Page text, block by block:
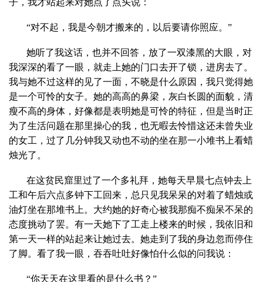
“对不起，我是今朝才搬来的，以后要请你照应。”
她听了我这话，也并不回答，放了一双漆黑的大眼，对
我深深的看了一眼，就走上她的门口去开了锁，进房去了。
我与她不过这样的见了一面，不晓是什么原因，我只觉得她
是一个可怜的女子。她的高高的鼻梁，灰白长圆的面貌，清
瘦不高的身体，好像都是表明她是可怜的特征，但是当时正
为了生活问题在那里操心的我，也无暇去怜惜这还未曾失业
的女工，过了几分钟我又动也不动的坐在那一小堆书上看蜡
烛光了。
在这贫民窟里过了一个多礼拜，她每天早晨七点钟去上
工和午后六点多钟下工回来，总只见我呆呆的对着了蜡烛或
油灯坐在那堆书上。大约她的好奇心被我那痴不痴呆不呆的
态度挑动了罢。有一天她下了工走上楼来的时候，我依旧和
第一天一样的站起来让她过去。她走到了我的身边忽而停住
了脚。看了我一眼，吞吞吐吐好像怕什么似的问我说：
“你天天在这里看的是什么书？”